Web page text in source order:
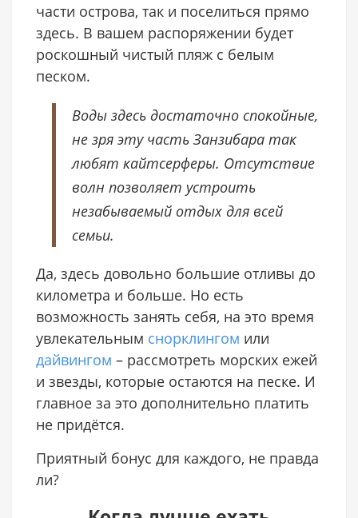
части острова, так и поселиться прямо
здесь. В вашем распоряжении будет
роскошный чистый пляж с белым
песком.
Воды здесь достаточно спокойные,
не зря эту часть Занзибара так
любят кайтсерферы. Отсутствие
волн позволяет устроить
незабываемый отдых для всей
семьи.
Да, здесь довольно большие отливы до
километра и больше. Но есть
возможность занять себя, на это время
увлекательным снорклингом или
дайвингом – рассмотреть морских ежей
и звезды, которые остаются на песке. И
главное за это дополнительно платить
не придётся.
Приятный бонус для каждого, не правда
ли?